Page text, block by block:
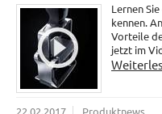
Lernen
kennen.
Vorteile
jetzt im
22.02.2017 Produktnews